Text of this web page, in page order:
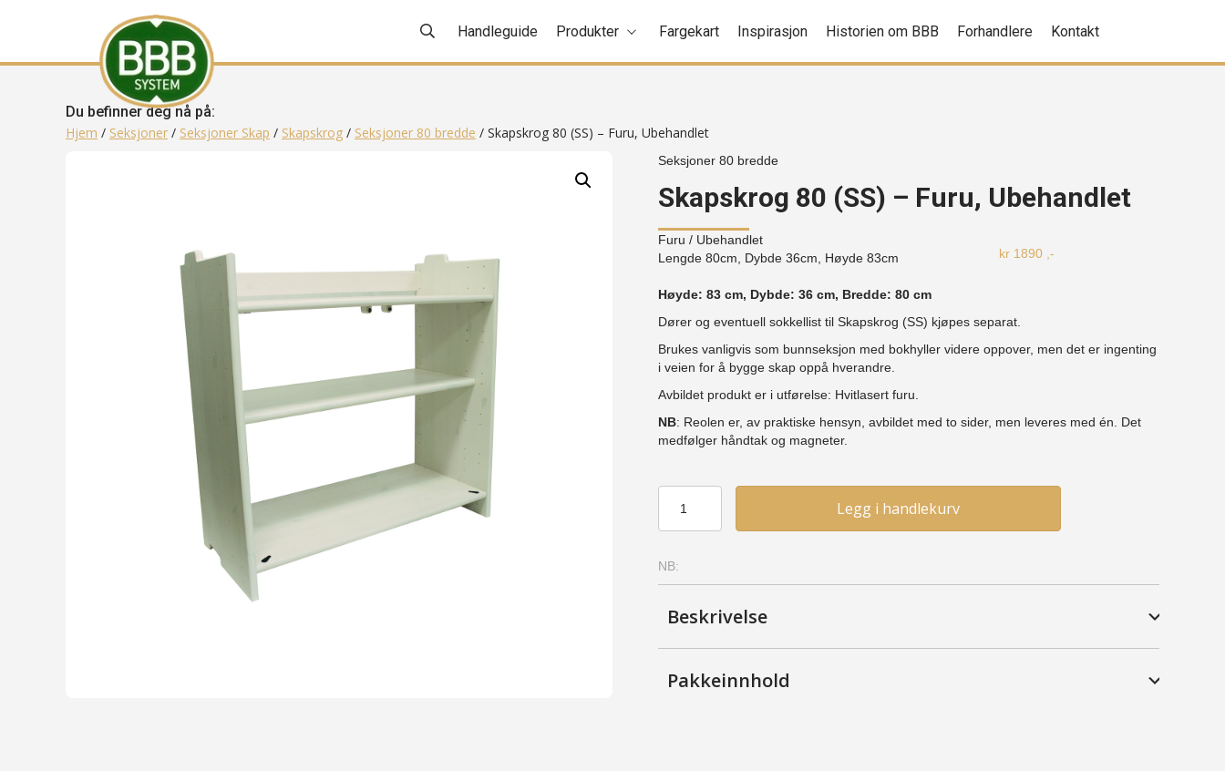
Handleguide Produkter Fargekart Inspirasjon Historien om BBB Forhandlere Kontakt
Du befinner deg nå på:
Hjem / Seksjoner / Seksjoner Skap / Skapskrog / Seksjoner 80 bredde / Skapskrog 80 (SS) – Furu, Ubehandlet
Seksjoner 80 bredde
Skapskrog 80 (SS) – Furu, Ubehandlet
Furu / Ubehandlet
Lengde 80cm, Dybde 36cm, Høyde 83cm kr1890 ,-
Høyde: 83 cm, Dybde: 36 cm, Bredde: 80 cm
Dører og eventuell sokkellist til Skapskrog (SS) kjøpes separat.
Brukes vanligvis som bunnseksjon med bokhyller videre oppover, men det er ingenting
i veien for å bygge skap oppå hverandre.
Avbildet produkt er i utførelse: Hvitlasert furu.
NB: Reolen er, av praktiske hensyn, avbildet med to sider, men leveres med én. Det
medfølger håndtak og magneter.
(SS)
Furu,
Ubehandlet
Legg i handlekurv
NB:
Beskrivelse
Pakkeinnhold